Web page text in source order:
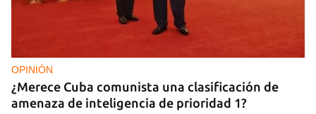
OPINIÓN
¿Merece Cuba comunista una clasificación de
amenaza de inteligencia de prioridad 1?